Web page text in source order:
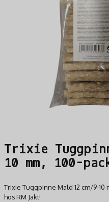
Trixie
10 mm, 100-
Trixie Tuggpinne Mald 12 cm/9-10
hos RM Jakt!